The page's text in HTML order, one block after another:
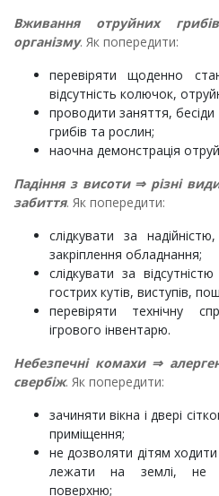
Вживання отруйних
організму. Як попередити:
перевіряти щоденно
відсутність колючок,
проводити заняття,
грибів та рослин;
наочна демонстрація
Падіння з висоти ⇒різні
забиття. Як попередити:
слідкувати за
закріплення обладнання;
слідкувати за
гострих кутів, виступів,
перевіряти технічну
ігрового інвентарю.
Небезпечні комахи ⇒
свербіж. Як попередити:
зачиняти вікна і двері
приміщення;
не дозволяти дітям
лежати на землі, не
поверхню;